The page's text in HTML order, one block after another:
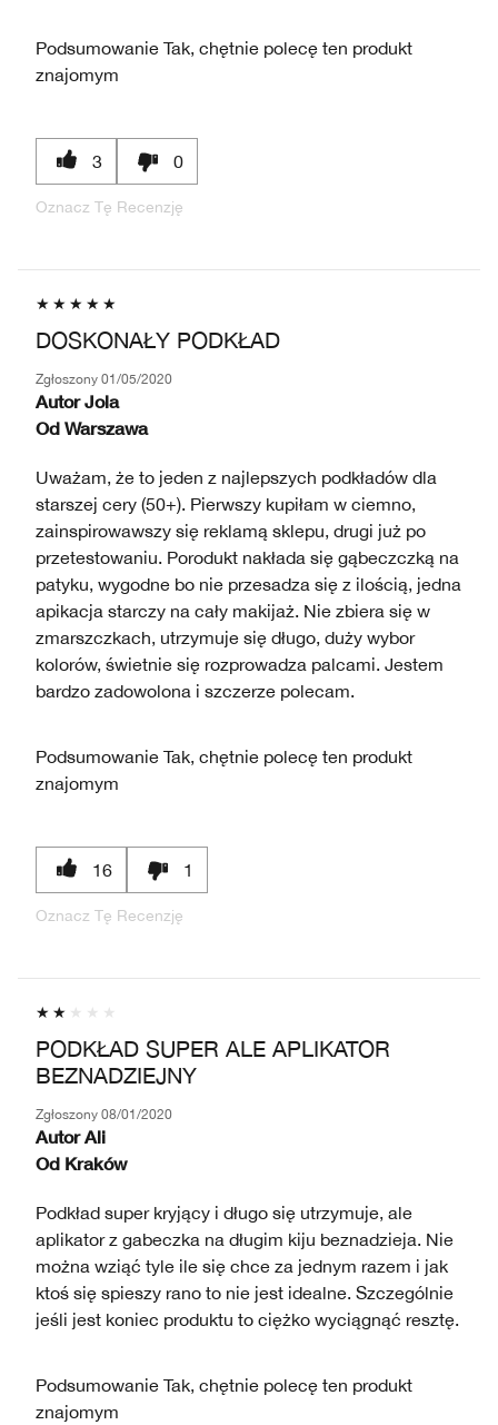
Podsumowanie Tak, chętnie polecę ten produkt
znajomym
3 0
Oznacz Tę Recenzję
DOSKONAŁY PODKŁAD
Zgłoszony 01/05/2020
Autor Jola
Od Warszawa
Uważam, że to jeden z najlepszych podkładów dla
starszej cery (50+). Pierwszy kupiłam w ciemno,
zainspirowawszy się reklamą sklepu, drugi już po
przetestowaniu. Porodukt nakłada się gąbeczczką na
patyku, wygodne bo nie przesadza się z ilością, jedna
apikacja starczy na cały makijaż. Nie zbiera się w
zmarszczkach, utrzymuje się długo, duży wybor
kolorów, świetnie się rozprowadza palcami. Jestem
bardzo zadowolona i szczerze polecam.
Podsumowanie Tak, chętnie polecę ten produkt
znajomym
16 1
Oznacz Tę Recenzję
PODKŁAD SUPER ALE APLIKATOR
BEZNADZIEJNY
Zgłoszony 08/01/2020
Autor Ali
Od Kraków
Podkład super kryjący i długo się utrzymuje, ale
aplikator z gabeczka na długim kiju beznadzieja. Nie
można wziąć tyle ile się chce za jednym razem i jak
ktoś się spieszy rano to nie jest idealne. Szczególnie
jeśli jest koniec produktu to ciężko wyciągnąć resztę.
Podsumowanie Tak, chętnie polecę ten produkt
znajomym